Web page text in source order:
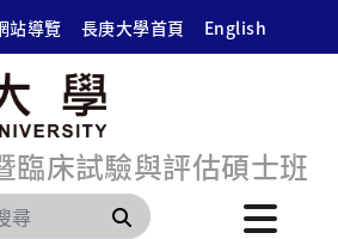
站導覽 長庚大學首頁 English
臨床試驗與評估碩士班
搜尋